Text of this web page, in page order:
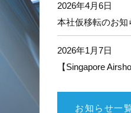
2026年4月6日
本社仮移転のお知
2026年1月7日
【Singapore
お知らせ一